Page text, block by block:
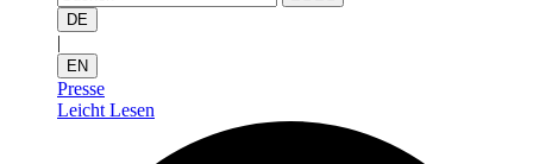
DE
|
EN
Presse
Leicht Lesen